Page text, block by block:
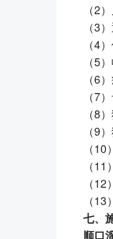
（2
（3
（4
（5
（6
（7
（8
（9
（
（
（
（
七、
顺口